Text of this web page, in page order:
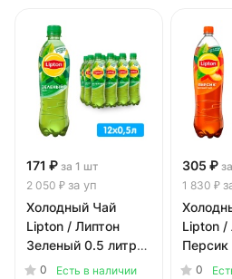
171 ₽ за 1 шт
2 050 ₽ за уп
Холодный Чай
Lipton / Липтон
Зеленый 0.5 литра,
пэт, 12 шт. в уп.
0
Есть в наличии
305 ₽
1 830 ₽
Lipton /
Персик
пэт, 6
0